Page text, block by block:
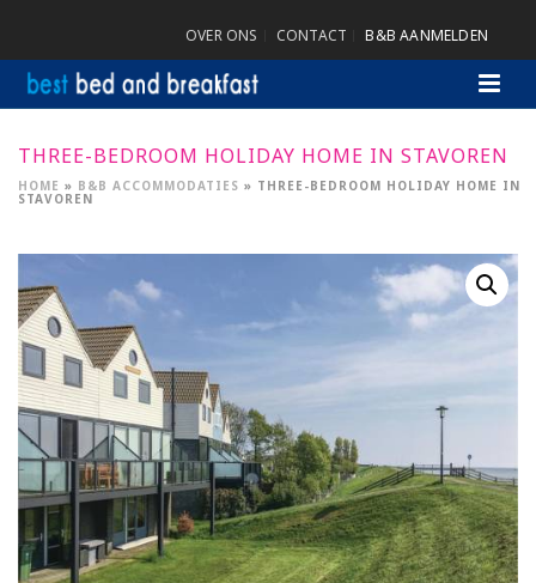
OVER ONS CONTACT B&B AANMELDEN
THREE-BEDROOM HOLIDAY HOME IN STAVOREN
HOME » B&B ACCOMMODATIES » THREE-BEDROOM HOLIDAY HOME IN
STAVOREN